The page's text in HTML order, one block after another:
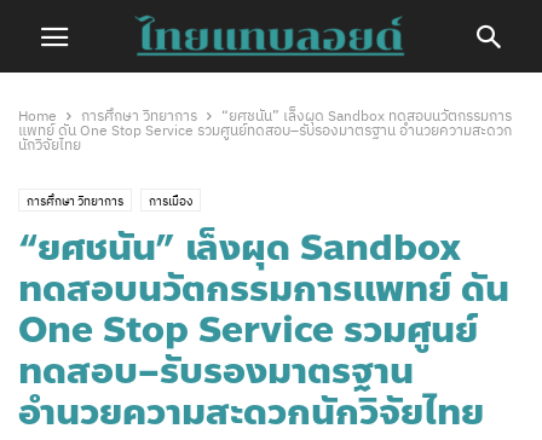
Home การศึกษา วิทยาการ
“ยศชนัน” เล็งผุด Sandbox ทดสอบนวัตกรรมการ
แพทย์ ดัน One Stop Service รวมศูนย์ทดสอบ–รับรองมาตรฐาน อำนวยความสะดวก
นักวิจัยไทย
การศึกษา วิทยาการ การเมือง
“ยศชนัน” เล็งผุด Sandbox
ทดสอบนวัตกรรมการแพทย์ ดัน
One Stop Service รวมศูนย์
ทดสอบ–รับรองมาตรฐาน
อำนวยความสะดวกนักวิจัยไทย